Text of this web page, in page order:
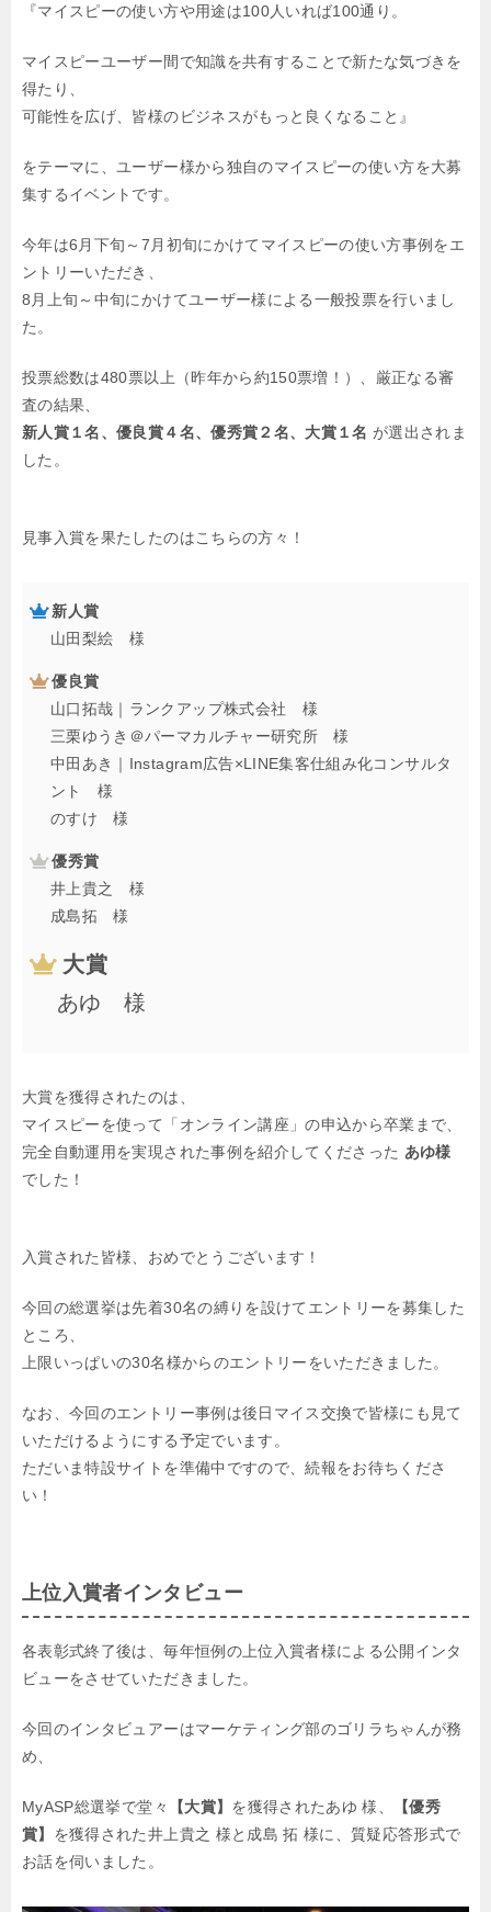
『マイスピーの使い方や用途は100人いれば100通り。
マイスピーユーザー間で知識を共有することで新たな気づきを
得たり、
可能性を広げ、皆様のビジネスがもっと良くなること』
をテーマに、ユーザー様から独自のマイスピーの使い方を大募
集するイベントです。
今年は6月下旬～7月初旬にかけてマイスピーの使い方事例をエ
ントリーいただき、
8月上旬～中旬にかけてユーザー様による一般投票を行いまし
た。
投票総数は480票以上（昨年から約150票増！）、厳正なる審
査の結果、
新人賞１名、優良賞４名、優秀賞２名、大賞１名 が選出されま
した。
見事入賞を果たしたのはこちらの方々！
新人賞
山田梨絵 様
優良賞
山口拓哉｜ランクアップ株式会社 様
三栗ゆうき＠パーマカルチャー研究所 様
中田あき｜Instagram広告×LINE集客仕組み化コンサルタ
ント 様
のすけ 様
優秀賞
井上貴之 様
成島拓 様
大賞
あゆ 様
大賞を獲得されたのは、
マイスピーを使って「オンライン講座」の申込から卒業まで、
完全自動運用を実現された事例を紹介してくださった あゆ様
でした！
入賞された皆様、おめでとうございます！
今回の総選挙は先着30名の縛りを設けてエントリーを募集した
ところ、
上限いっぱいの30名様からのエントリーをいただきました。
なお、今回のエントリー事例は後日マイス交換で皆様にも見て
いただけるようにする予定でいます。
ただいま特設サイトを準備中ですので、続報をお待ちくださ
い！
上位入賞者インタビュー
各表彰式終了後は、毎年恒例の上位入賞者様による公開インタ
ビューをさせていただきました。
今回のインタビュアーはマーケティング部のゴリラちゃんが務
め、
MyASP総選挙で堂々 【大賞】 を獲得されたあゆ 様、
【優秀
賞】 を獲得された井上貴之 様と成島 拓 様に、質疑応答形式で
お話を伺いました。